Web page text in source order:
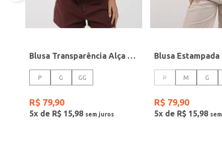
Blusa Transparência Alça Feminina VERMELHO
P G GG
R$ 79,90
5x de R$ 15,98
P M G
R$ 79,90
5x de R$ 15,98